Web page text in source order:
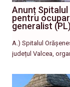
Anunț
pentru
generalist
A.) Spitalul
județul Valcea,